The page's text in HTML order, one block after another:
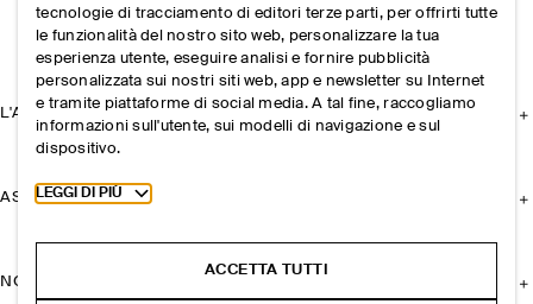
L'AZIENDA
ASSISTENZA
NOTE LEGALI
tecnologie di tracciamento di editori terze parti, per offrirti tutte
le funzionalità del nostro sito web, personalizzare la tua
esperienza utente, eseguire analisi e fornire pubblicità
personalizzata sui nostri siti web, app e newsletter su Internet
e tramite piattaforme di social media. A tal fine, raccogliamo
informazioni sull'utente, sui modelli di navigazione e sul
dispositivo.
Toggle more cookie information
LEGGI DI PIÙ
ACCETTA TUTTI